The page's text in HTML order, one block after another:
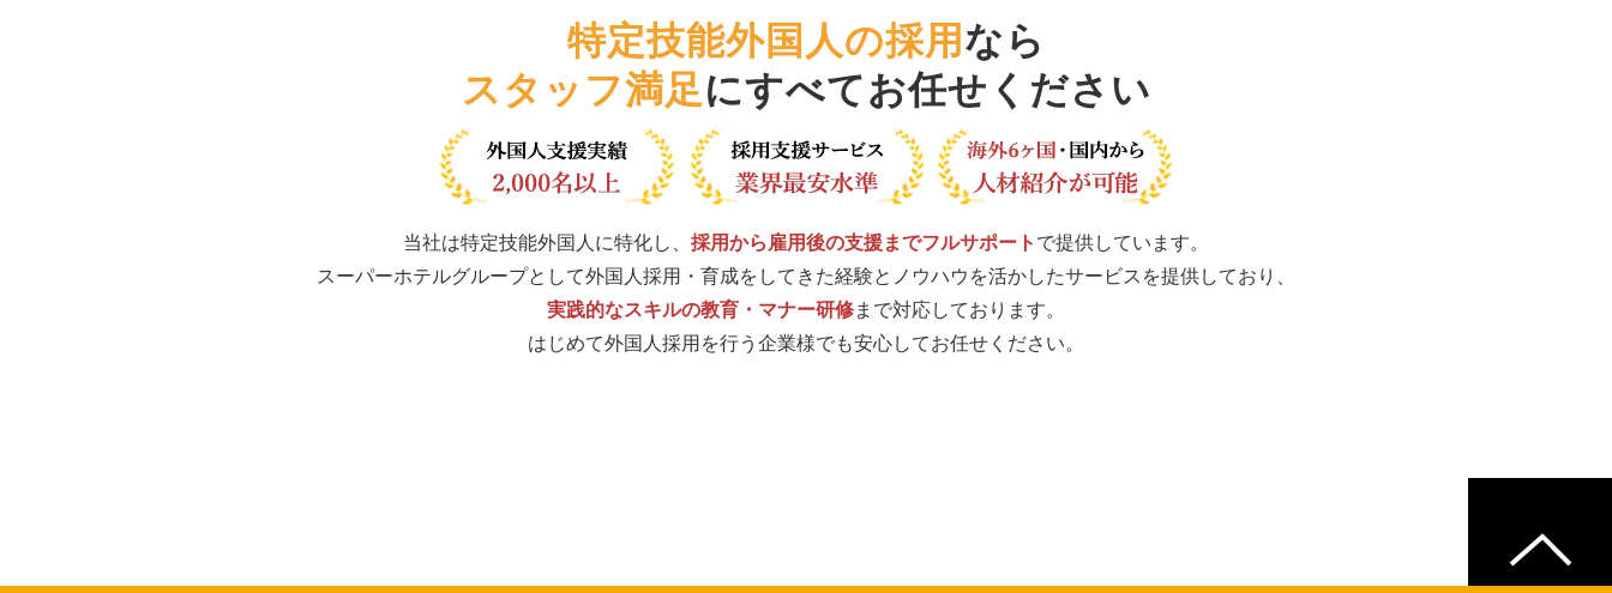
特定技能外国人の採用なら
スタッフ満足にすべてお任せください
当社は特定技能外国人に特化し、 採用から雇用後の支援までフルサポート で提供しています。
スーパーホテルグループとして外国人採用・育成をしてきた経験とノウハウを活かしたサービスを提供しており、
実践的なスキルの教育・マナー研修まで対応しております。
はじめて外国人採用を行う企業様でも安心してお任せください。